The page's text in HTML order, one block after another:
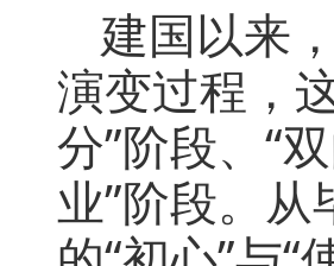
建国以来
演变过程，
分”阶段、“
业”阶段。